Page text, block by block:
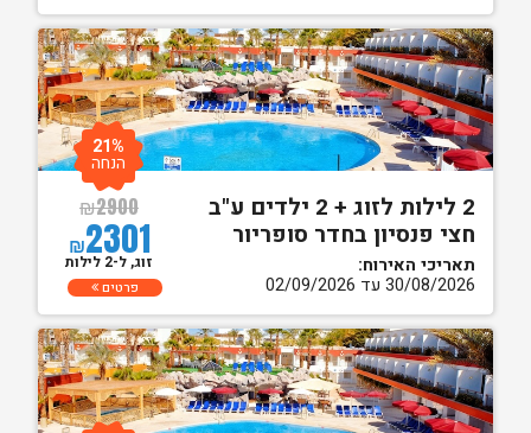
2 לילות לזוג + 2 ילדים ע"ב
חצי פנסיון בחדר סופריור
תאריכי האירוח:
30/08/2026 עד 02/09/2026
₪2900
₪2301
21%
הנחה
זוג, ל-2 לילות
פרטים